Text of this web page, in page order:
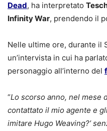
Dead, ha interpretato
Infinity War, prendendo il
Nelle ultime ore, durante il
un’intervista in cui ha
personaggio all’interno del
“Lo scorso anno, nel mese
contattato il mio agente e
imitare Hugo Weaving?’